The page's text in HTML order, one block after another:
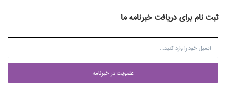
ثبت نام برای دریافت خبرنامه ما
عضويت در خبرنامه